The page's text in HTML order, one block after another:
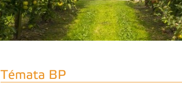
Témata BP